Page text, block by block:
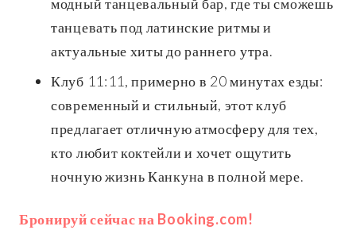
танцевать под латинские ритмы и
актуальные хиты до раннего утра.
Клуб 11:11, примерно в 20 минутах езды:
современный и стильный, этот клуб
предлагает отличную атмосферу для тех,
кто любит коктейли и хочет ощутить
ночную жизнь Канкуна в полной мере.
Бронируй сейчас на Booking.com!